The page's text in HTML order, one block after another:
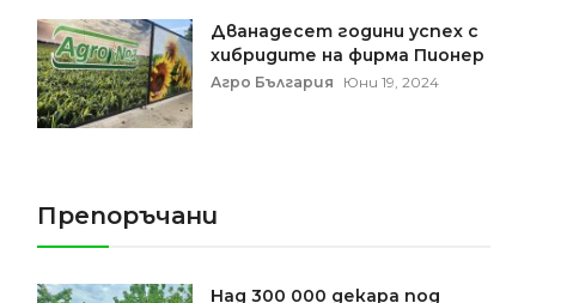
Дванадесет години успех с
хибридите на фирма Пионер
Агро България Юни 19, 2024
Препоръчани
Над 300 000 декара под